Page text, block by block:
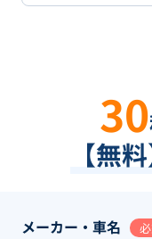
30
【無
メーカー・車名